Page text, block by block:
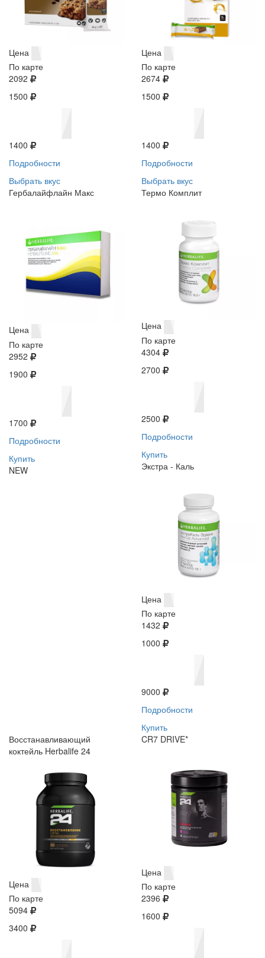
Цена
По карте
2092
1500
1400
Подробности
Выбрать вкус
Цена
По карте
2674
1500
1400
Подробности
Выбрать вкус
Гербалайфлайн Макс
Цена
По карте
2952
1900
1700
Подробности
Купить
NEW
Термо Комплит
Цена
По карте
4304
2700
2500
Подробности
Купить
Экстра - Каль
Цена
По карте
1432
1000
9000
Подробности
Купить
Восстанавливающий
коктейль Herbalife 24
Цена
По карте
5094
3400
CR7 DRIVE*
Цена
По карте
2396
1600